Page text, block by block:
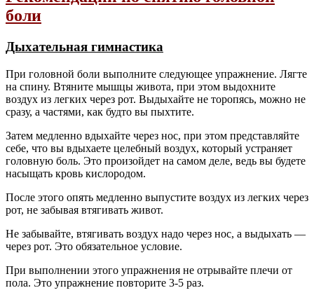
боли
Дыхательная гимнастика
При головной боли выполните следующее упражнение. Лягте
на спину. Втяните мышцы живота, при этом выдохните
воздух из легких через рот. Выдыхайте не торопясь, можно не
сразу, а частями, как будто вы пыхтите.
Затем медленно вдыхайте через нос, при этом представляйте
себе, что вы вдыхаете целебный воздух, который устраняет
головную боль. Это произойдет на самом деле, ведь вы будете
насыщать кровь кислородом.
После этого опять медленно выпустите воздух из легких через
рот, не забывая втягивать живот.
Не забывайте, втягивать воздух надо через нос, а выдыхать —
через рот. Это обязательное условие.
При выполнении этого упражнения не отрывайте плечи от
пола. Это упражнение повторите 3-5 раз.